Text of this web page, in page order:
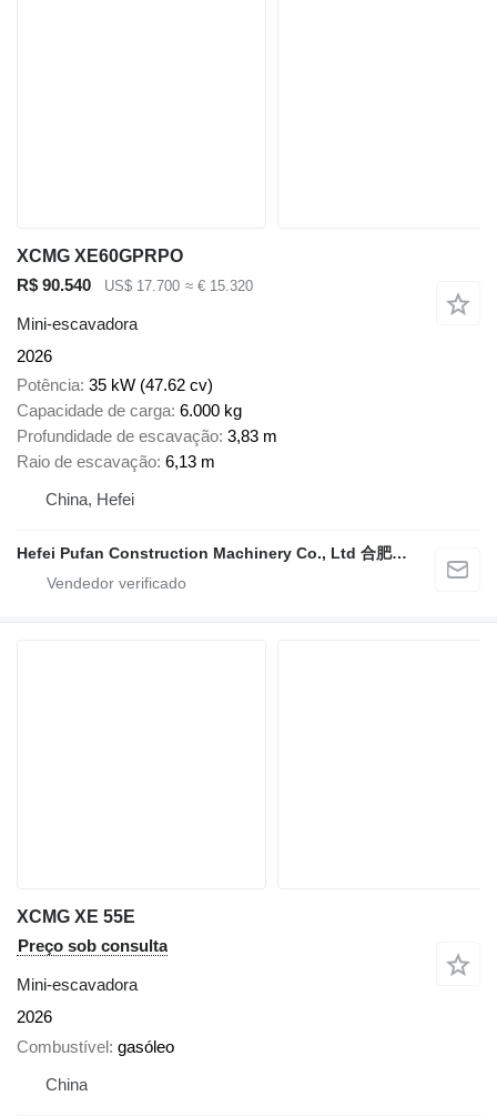
XCMG XE60GPRPO
R$ 90.540
US$ 17.700 ≈ € 15.320
Mini-escavadora
2026
Potência 35 kW (47.62 cv)
Capacidade de carga 6.000 kg
Profundidade de escavação 3,83 m
Raio de escavação 6,13 m
China, Hefei
Hefei Pufan Construction Machinery Co., Ltd 合肥朴凡工程机械有限公司
XCMG XE 55E
Preço sob consulta
Mini-escavadora
2026
Combustível gasóleo
China